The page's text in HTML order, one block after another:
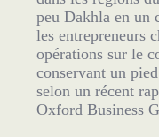
peu Dakhla en un
les entrepreneurs
opérations sur le
conservant un
selon un récent
Oxford Business